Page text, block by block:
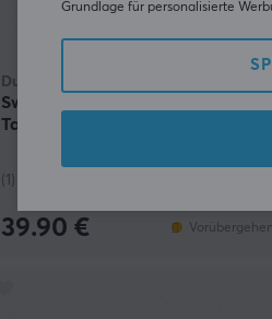
Ducky
Switch Kit Kailh Box Winter
Tactile
(1)
39.90 €
Grundlage für personalisierte